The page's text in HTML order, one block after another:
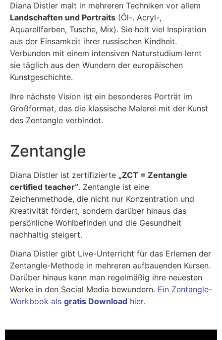
Diana Distler malt in mehreren Techniken vor allem
Landschaften und Portraits (Öl-. Acryl-,
Aquarellfarben, Tusche, Mix). Sie holt viel Inspiration
aus der Einsamkeit ihrer russischen Kindheit.
Verbunden mit einem intensiven Naturstudium lernt
sie täglich aus den Wundern der europäischen
Kunstgeschichte.
Ihre nächste Vision ist ein besonderes Porträt im
Großformat, das die klassische Malerei mit der Kunst
des Zentangle verbindet.
Zentangle
Diana Distler ist zertifizierte „ZCT = Zentangle
certified teacher“. Zentangle ist eine
Zeichenmethode, die nicht nur Konzentration und
Kreativität fördert, sondern darüber hinaus das
persönliche Wohlbefinden und die Gesundheit
nachhaltig steigert.
Diana Distler gibt Live-Unterricht für das Erlernen der
Zentangle-Methode in mehreren aufbauenden Kursen.
Darüber hinaus kann man regelmäßig ihre neuesten
Werke in den Social Media bewundern. Ein Zentangle-
Workbook als gratis Download hier.